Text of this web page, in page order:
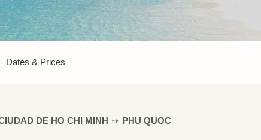
Dates & Prices
DE HO CHI MINH ➙ PHU QUOC